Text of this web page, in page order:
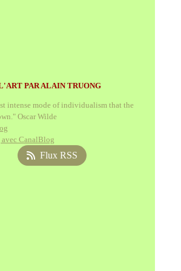
PAR ALAIN TRUONG
intense mode of individualism that the
Oscar Wilde
CanalBlog
Flux RSS